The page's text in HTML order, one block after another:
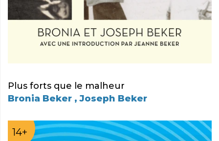
Plus forts que le malheur
Bronia Beker , Joseph Beker
14+